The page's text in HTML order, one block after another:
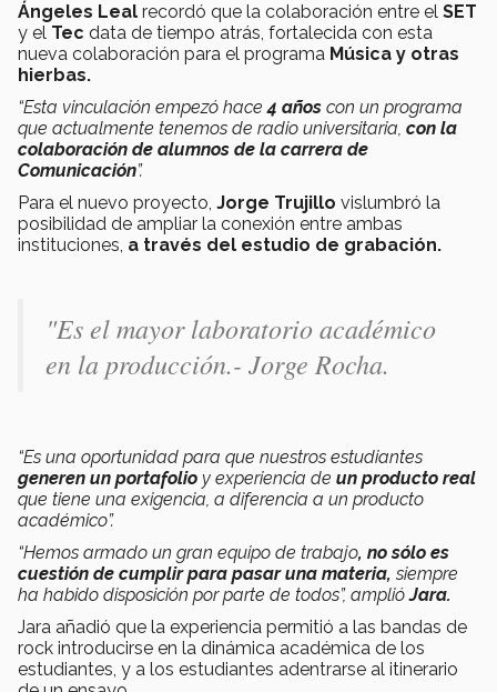
Ángeles Leal recordó que la colaboración entre el SET
y el Tec data de tiempo atrás, fortalecida con esta
nueva colaboración para el programa Música y otras
hierbas.
“Esta vinculación empezó hace4 años con un programa
que actualmente tenemos de radio universitaria, con la
colaboración de alumnos de la carrera de
Comunicación”.
Para el nuevo proyecto, Jorge Trujillo vislumbró la
posibilidad de ampliar la conexión entre ambas
instituciones, a través del estudio de grabación.
"Es el mayor laboratorio académico
en la producción.- Jorge Rocha.
“Es una oportunidad para que nuestros estudiantes
generen un portafolio y experiencia de un producto real
que tiene una exigencia, a diferencia a un producto
académico”.
“Hemos armado un gran equipo de trabajo, no sólo es
cuestión de cumplir para pasar una materia, siempre
ha habido disposición por parte de todos”, amplióJara.
Jara añadió que la experiencia permitió a las bandas de
rock introducirse en la dinámica académica de los
estudiantes, y a los estudiantes adentrarse al itinerario